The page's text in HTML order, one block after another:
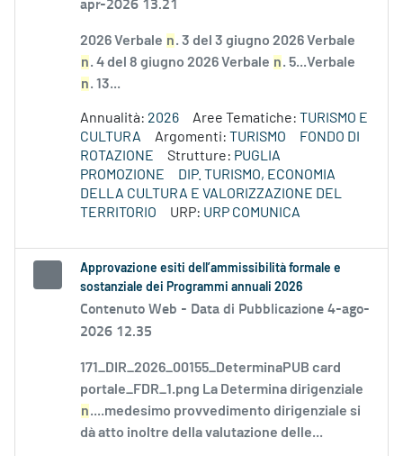
2026 Verbale n. 3 del 3 giugno 2026 Verbale
n. 4 del 8 giugno 2026 Verbale n. 5...Verbale
n. 13...
Annualità: 2026 Aree Tematiche: TURISMO E
CULTURA
Argomenti: TURISMO
FONDO DI
ROTAZIONE
Strutture: PUGLIA
PROMOZIONE
DIP. TURISMO, ECONOMIA
DELLA CULTURA E VALORIZZAZIONE DEL
TERRITORIO
URP: URP COMUNICA
Approvazione esiti dell’ammissibilità formale e
sostanziale dei Programmi annuali 2026
Contenuto Web - Data di Pubblicazione 4-ago-
2026 12.35
171_DIR_2026_00155_DeterminaPUB card
portale_FDR_1.png La Determina dirigenziale
n....medesimo provvedimento dirigenziale si
dà atto inoltre della valutazione delle...